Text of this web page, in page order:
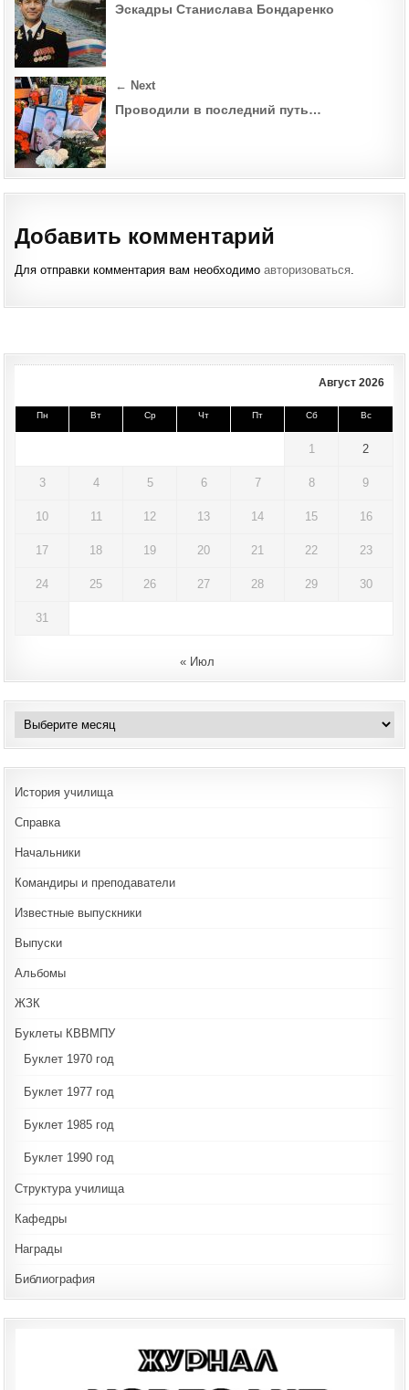
navigationЭскадры Станислава Бондаренко
← Next
Проводили в последний путь…
Добавить комментарий
Для отправки комментария вам необходимоавторизоваться
Август 2026
Пн Вт Ср Чт Пт Сб Вс
1 2
3 4 5 6 7 8 9
10 11 12 13 14 15 16
17 18 19 20 21 22 23
24 25 26 27 28 29 30
31
« Июл
Архивы
История училища
Справка
Начальники
Командиры и преподаватели
Известные выпускники
Выпуски
Альбомы
ЖЗК
Буклеты КВВМПУ
Буклет 1970 год
Буклет 1977 год
Буклет 1985 год
Буклет 1990 год
Структура училища
Кафедры
Награды
Библиография